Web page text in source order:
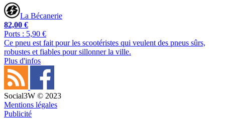
La Bécanerie
82,00 €
Ports : 5,90 €
Ce pneu est fait pour les scootéristes qui veulent des pneus sûrs,
robustes et fiables pour sillonner la ville.
Plus d'infos
Social3W © 2023
Mentions légales
Publicité